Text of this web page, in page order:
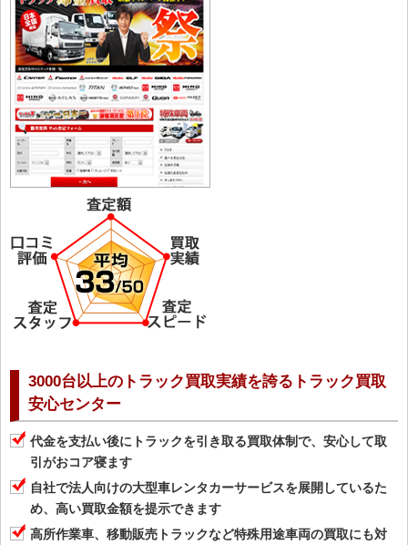
3000台以上のトラック買取実績を誇るトラック買取
安心センター
代金を支払い後にトラックを引き取る買取体制で、安心して取
引がおコア寝ます
自社で法人向けの大型車レンタカーサービスを展開しているた
め、高い買取金額を提示できます
高所作業車、移動販売トラックなど特殊用途車両の買取にも対